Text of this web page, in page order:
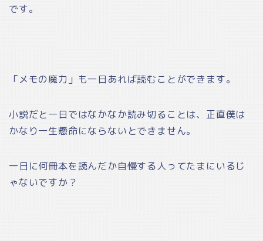
です。
「メモの魔力」も一日あれば読むことができます。
小説だと一日ではなかなか読み切ることは、正直僕は
かなり一生懸命にならないとできません。
一日に何冊本を読んだか自慢する人ってたまにいるじ
ゃないですか？